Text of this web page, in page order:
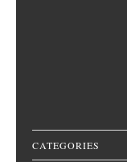
CATEGORIES